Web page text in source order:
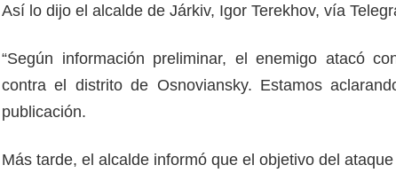
Así lo dijo el alcalde de Járkiv, Igor Terekhov, vía
“Según información preliminar, el enemigo atacó
contra el distrito de Osnoviansky. Estamos
publicación.
Más tarde, el alcalde informó que el objetivo del